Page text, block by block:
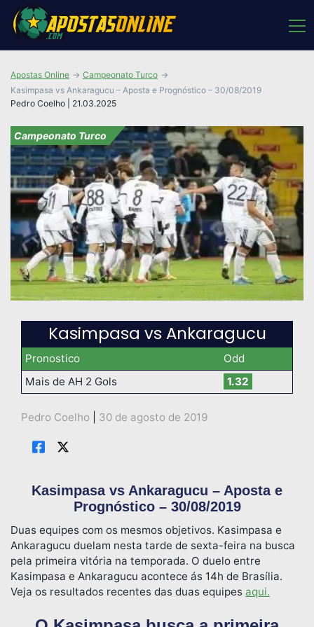
Pedro Coelho | 21.03.2025
Apostas Online
Campeonato Turco
Kasimpasa vs Ankaragucu – Aposta e Prognóstico – 30/08/2019
Campeonato Turco
Kasimpasa vs Ankaragucu
Pronostico
Odd
Mais de AH 2 Gols
1.32
Pedro Coelho 30 de agosto de 2019
Kasimpasa vs Ankaragucu – Aposta e
Prognóstico – 30/08/2019
Duas equipes com os mesmos objetivos. Kasimpasa e
Ankaragucu duelam nesta tarde de sexta-feira na busca
pela primeira vitória na temporada. O duelo entre
Kasimpasa e Ankaragucu acontece ás 14h de Brasília.
Veja os resultados recentes das duas equipes aqui.